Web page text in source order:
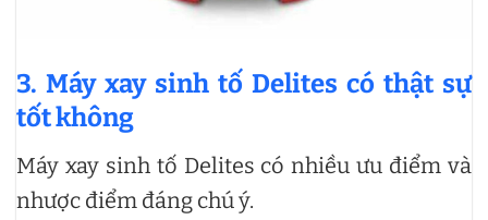
3. Máy xay sinh tố Delites có thật sự
tốt không
Máy xay sinh tố Delites có nhiều ưu điểm và
nhược điểm đáng chú ý.